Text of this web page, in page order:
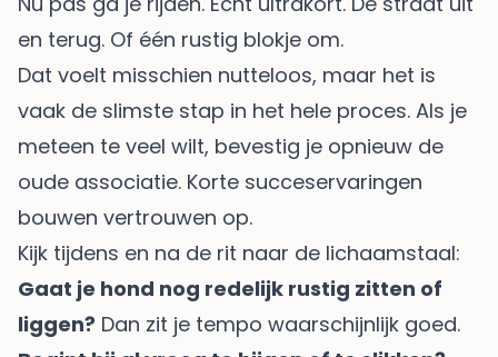
en terug. Of één rustig blokje om.
Dat voelt misschien nutteloos, maar het is
vaak de slimste stap in het hele proces. Als je
meteen te veel wilt, bevestig je opnieuw de
oude associatie. Korte succeservaringen
bouwen vertrouwen op.
Kijk tijdens en na de rit naar de lichaamstaal:
Gaat je hond nog redelijk rustig zitten of
liggen? Dan zit je tempo waarschijnlijk goed.